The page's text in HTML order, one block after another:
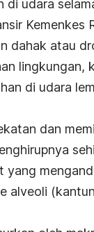
udara
Kemenkes
dahak atau
lingkungan,
di udara
dan
yang
alveoli